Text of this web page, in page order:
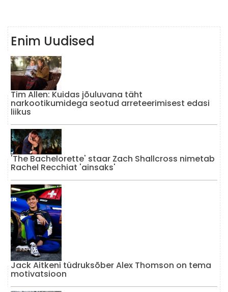
Enim Uudised
Tim Allen: Kuidas jõuluvana täht
narkootikumidega seotud arreteerimisest edasi
liikus
'The Bachelorette' staar Zach Shallcross nimetab
Rachel Recchiat 'ainsaks'
Jack Aitkeni tüdruksõber Alex Thomson on tema
motivatsioon